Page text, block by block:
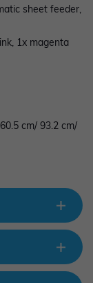
sheet feeder,
1x magenta
cm/ 93.2 cm/